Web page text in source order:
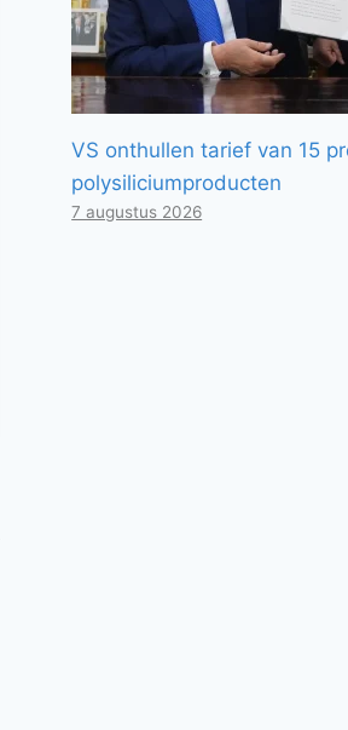
VS onthullen tarief van 15
polysiliciumproducten
7 augustus 2026